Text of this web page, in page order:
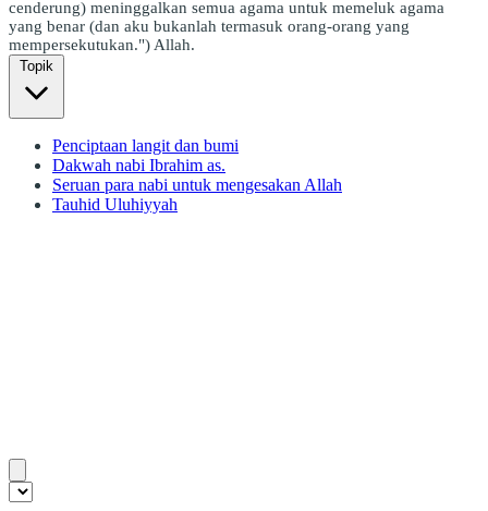
cenderung) meninggalkan semua agama untuk memeluk agama
yang benar (dan aku bukanlah termasuk orang-orang yang
mempersekutukan.") Allah.
Topik
Penciptaan langit dan bumi
Dakwah nabi Ibrahim as.
Seruan para nabi untuk mengesakan Allah
Tauhid Uluhiyyah